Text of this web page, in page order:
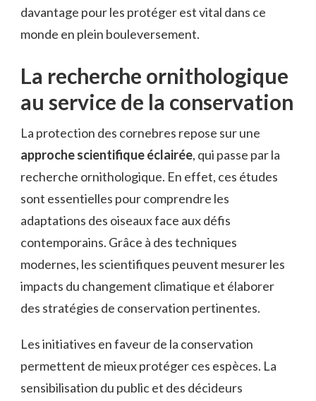
davantage pour les protéger est vital dans ce
monde en plein bouleversement.
La recherche ornithologique
au service de la conservation
La protection des cornebres repose sur une
approche scientifique éclairée, qui passe par la
recherche ornithologique. En effet, ces études
sont essentielles pour comprendre les
adaptations des oiseaux face aux défis
contemporains. Grâce à des techniques
modernes, les scientifiques peuvent mesurer les
impacts du changement climatique et élaborer
des stratégies de conservation pertinentes.
Les initiatives en faveur de la conservation
permettent de mieux protéger ces espèces. La
sensibilisation du public et des décideurs